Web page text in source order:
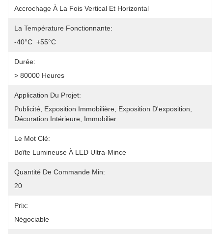
Accrochage À La Fois Vertical Et Horizontal
La Température Fonctionnante:
-40°C ️ +55°C
Durée:
> 80000 Heures
Application Du Projet:
Publicité, Exposition Immobilière, Exposition D'exposition,
Décoration Intérieure, Immobilier
Le Mot Clé:
Boîte Lumineuse À LED Ultra-Mince
Quantité De Commande Min:
20
Prix:
Négociable